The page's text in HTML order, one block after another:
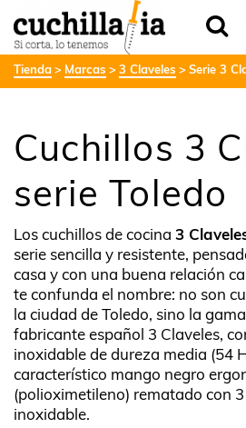
Tienda Marcas 3 Claveles Serie 3
Cuchillos 3
serie Toledo
Los cuchillos de cocina 3
serie sencilla y resistente,
casa y con una buena relación
te confunda el nombre: no son
la ciudad de Toledo, sino la
fabricante español 3 Claveles,
inoxidable de dureza media (54
característico mango negro
(polioximetileno) rematado con
inoxidable.